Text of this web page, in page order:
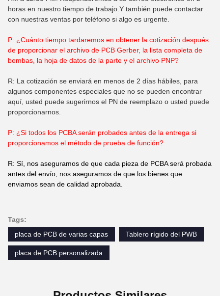
horas en nuestro tiempo de trabajo.Y también puede contactar
con nuestras ventas por teléfono si algo es urgente.
P: ¿Cuánto tiempo tardaremos en obtener la cotización después
de proporcionar el archivo de PCB Gerber, la lista completa de
bombas, la hoja de datos de la parte y el archivo PNP?
R: La cotización se enviará en menos de 2 días hábiles, para
algunos componentes especiales que no se pueden encontrar
aquí, usted puede sugerirnos el PN de reemplazo o usted puede
proporcionarnos.
P: ¿Si todos los PCBA serán probados antes de la entrega si
proporcionamos el método de prueba de función?
R: Sí, nos aseguramos de que cada pieza de PCBA será probada
antes del envío, nos aseguramos de que los bienes que
enviamos sean de calidad aprobada.
Tags:
placa de PCB de varias capas
Tablero rígido del PWB
placa de PCB personalizada